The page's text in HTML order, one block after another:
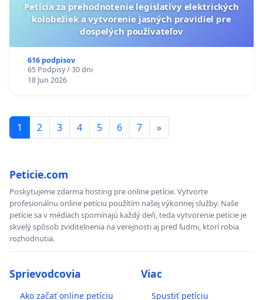
Petícia za prehodnotenie legislatívy elektrických
kolobežiek a vytvorenie jasných pravidiel pre
dospelých používateľov
616 podpisov
65 Podpisy / 30 dni
18 Jun 2026
1 2 3 4 5 6 7 »
Peticie.com
Poskytujeme zdarma hosting pre online petície. Vytvorte
profesionálnu online petíciu použítím našej výkonnej služby. Naše
petície sa v médiach spomínajú každý deň, teda vytvorenie petície je
skvelý spôsob zviditelnenia na verejnosti aj pred ľudmi, ktorí robia
rozhodnutia.
Sprievodcovia
Ako začať online petíciu
Viac
Spustiť petíciu